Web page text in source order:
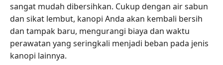
sangat mudah dibersihkan. Cukup dengan air sabun
dan sikat lembut, kanopi Anda akan kembali bersih
dan tampak baru, mengurangi biaya dan waktu
perawatan yang seringkali menjadi beban pada jenis
kanopi lainnya.